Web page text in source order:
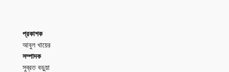
প্রকাশক
আবুল খায়ের
সম্পাদক
সুব্রত বড়ুয়া